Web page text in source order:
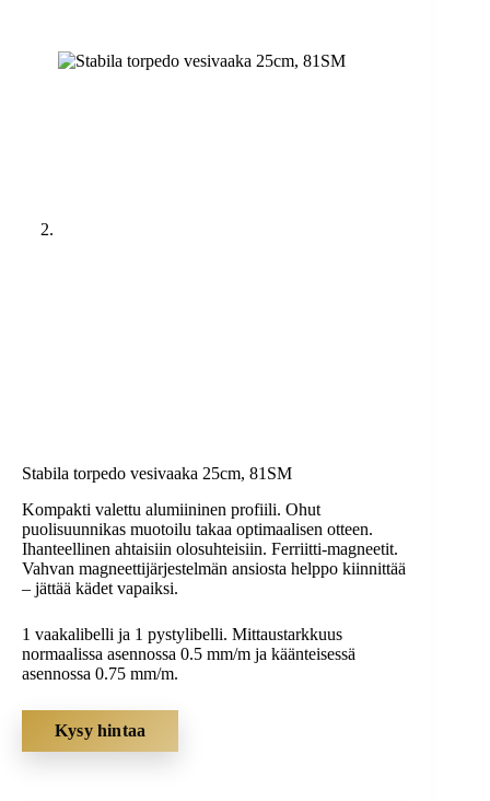
Stabila torpedo vesivaaka 25cm, 81SM
Kompakti valettu alumiininen profiili. Ohut
puolisuunnikas muotoilu takaa optimaalisen otteen.
Ihanteellinen ahtaisiin olosuhteisiin. Ferriitti-magneetit.
Vahvan magneettijärjestelmän ansiosta helppo kiinnittää
– jättää kädet vapaiksi.
1 vaakalibelli ja 1 pystylibelli. Mittaustarkkuus
normaalissa asennossa 0.5 mm/m ja käänteisessä
asennossa 0.75 mm/m.
Kysy hintaa